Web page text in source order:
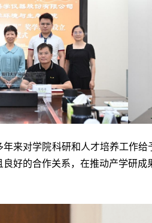
来对学院科研和人才培养工作
好的合作关系，在推动产学研